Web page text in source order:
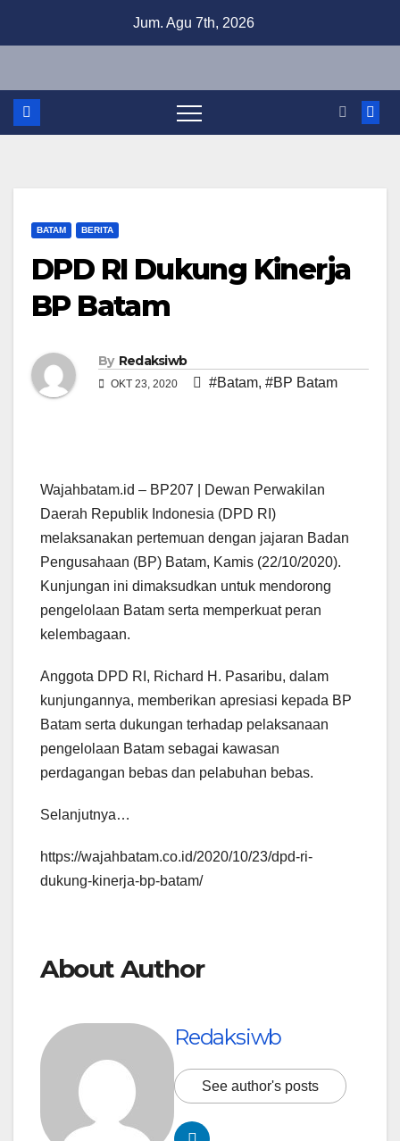
Jum. Agu 7th, 2026
BATAM BERITA
DPD RI Dukung Kinerja
BP Batam
By Redaksiwb
OKT 23, 2020 #Batam, #BP Batam
Wajahbatam.id – BP207 | Dewan Perwakilan
Daerah Republik Indonesia (DPD RI)
melaksanakan pertemuan dengan jajaran Badan
Pengusahaan (BP) Batam, Kamis (22/10/2020).
Kunjungan ini dimaksudkan untuk mendorong
pengelolaan Batam serta memperkuat peran
kelembagaan.
Anggota DPD RI, Richard H. Pasaribu, dalam
kunjungannya, memberikan apresiasi kepada BP
Batam serta dukungan terhadap pelaksanaan
pengelolaan Batam sebagai kawasan
perdagangan bebas dan pelabuhan bebas.
Selanjutnya…
https://wajahbatam.co.id/2020/10/23/dpd-ri-
dukung-kinerja-bp-batam/
About Author
Redaksiwb
See author's posts